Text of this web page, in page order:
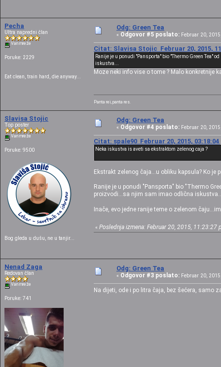
Pecha
Ultra napredni član
Van mreže
Poruke: 2229
Eat clean, train hard, die anyway...
Odg: Green Tea
« Odgovor #5 poslato: Februar 20,
Citat: Slavisa Stojic Februar 20, 2015,
Ranije je u ponudi "Pansporta" bio "Thermo Green
iskustva...
Moze neki info vise o tome ? Malo konkretnije
Panta rei, panta res.
Slavisa Stojic
Top poster
Van mreže
Poruke: 9500
Bog gleda u dušu, ne u tanjir...
Odg: Green Tea
« Odgovor #4 poslato: Februar 20,
Citat: spale90 Februar 20, 2015,
Neka iskustva is aveti sa ekstraktom zelenog caja ?
Ekstrakt zelenog čaja...u obliku kapsula? Ko je
Ranije je u ponudi "Pansporta" bio "Thermo
proizvodi...sa njim sam imao odlična
Inače, evo jedne ranije teme o zelenom
« Poslednja izmena: Februar 20, 2015, 11:23:27
Nenad Zaga
Redovan član
Van mreže
Poruke: 741
Odg: Green Tea
« Odgovor #3 poslato: Februar 20,
Na dijeti, ode i po litra čaja, bez šećera, samo